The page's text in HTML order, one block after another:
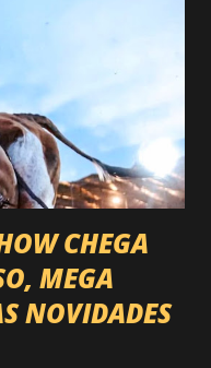
CHEGA
MEGA
NOVIDADES